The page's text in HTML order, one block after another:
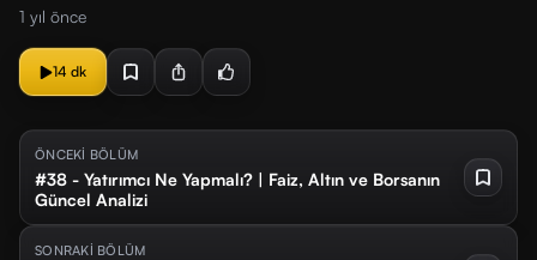
1 yıl önce
14 dk
ÖNCEKİ BÖLÜM
#38 - Yatırımcı Ne Yapmalı? | Faiz, Altın ve Borsanın
Güncel Analizi
SONRAKİ BÖLÜM